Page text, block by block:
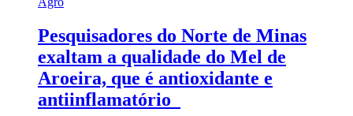
Pesquisadores do Norte de Minas
exaltam a qualidade do Mel de
Aroeira, que é antioxidante e
antiinflamatório